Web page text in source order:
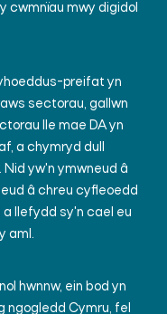
cwmnïau mwy digidol
preifat yn
sectorau, gallwn
lle mae DA yn
a chymryd dull
Nid yw'n ymwneud â
â chreu cyfleoedd
llefydd sy'n cael eu
aml.
hwnnw, ein bod yn
ngogledd Cymru, fel